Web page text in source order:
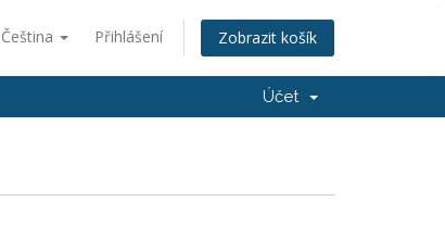
Čeština Přihlášení Zobrazit košík
Účet